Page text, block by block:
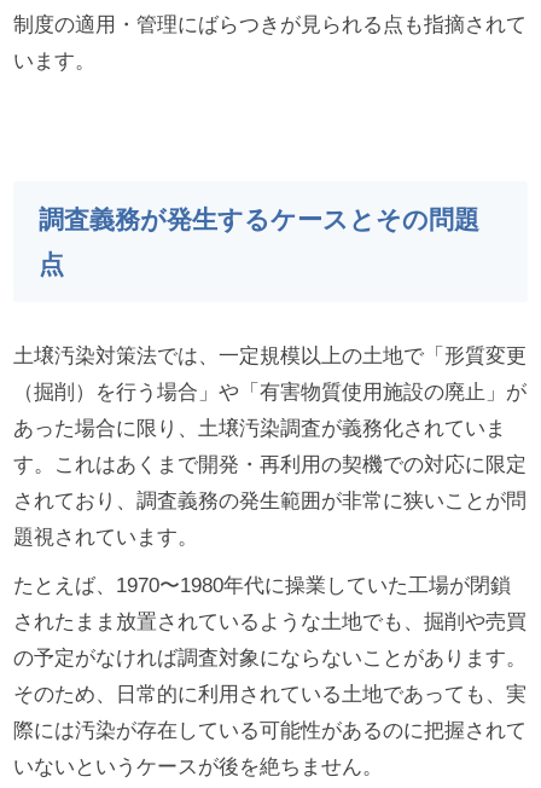
制度の適用・管理にばらつきが見られる点も指摘されて
います。
調査義務が発生するケースとその問題
点
土壌汚染対策法では、一定規模以上の土地で「形質変更
（掘削）を行う場合」や「有害物質使用施設の廃止」が
あった場合に限り、土壌汚染調査が義務化されていま
す。これはあくまで開発・再利用の契機での対応に限定
されており、調査義務の発生範囲が非常に狭いことが問
題視されています。
たとえば、1970〜1980年代に操業していた工場が閉鎖
されたまま放置されているような土地でも、掘削や売買
の予定がなければ調査対象にならないことがあります。
そのため、日常的に利用されている土地であっても、実
際には汚染が存在している可能性があるのに把握されて
いないというケースが後を絶ちません。